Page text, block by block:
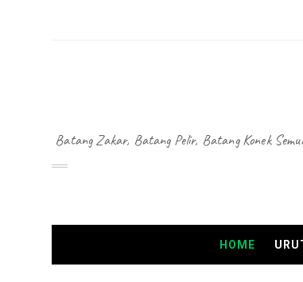
Batang Zakar, Batang Pelir, Batang Konek
HOME